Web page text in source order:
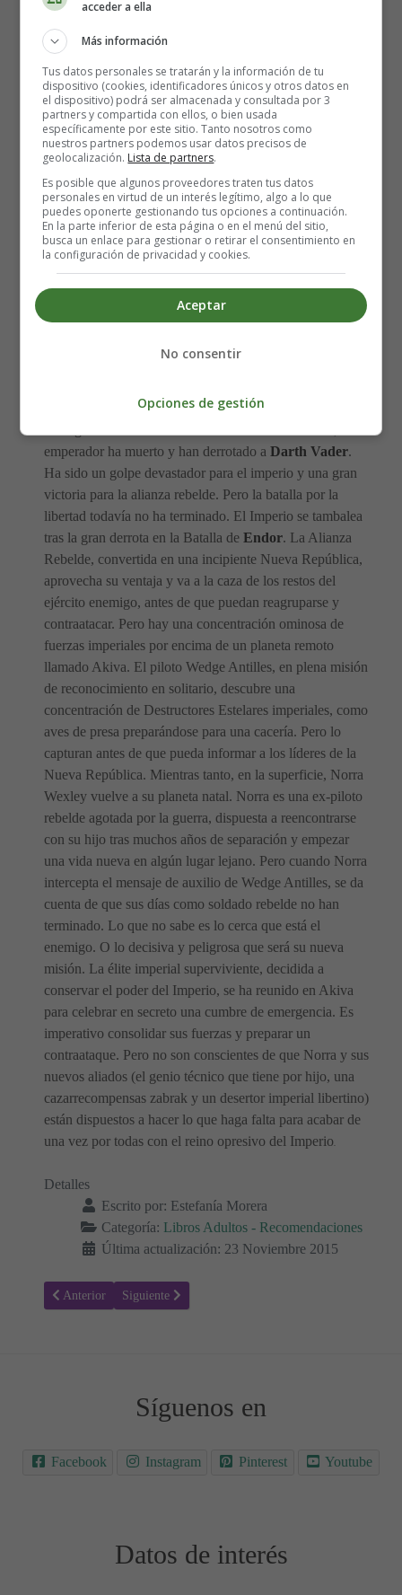
Título:Star Wars: Consecuencias
Autor:Chuck Wendig
Editorial Planeta de Agostini
Colección: -
464 páginas
Fecha de lanzamiento: 24 de noviembre de 2015
emperador ha muerto y han derrotado a Darth Vader.
Ha sido un golpe devastador para el imperio y una gran
victoria para la alianza rebelde. Pero la batalla por la
libertad todavía no ha terminado. El Imperio se tambalea
tras la gran derrota en la Batalla de Endor. La Alianza
Rebelde, convertida en una incipiente Nueva República,
aprovecha su ventaja y va a la caza de los restos del
ejército enemigo, antes de que puedan reagruparse y
contraatacar. Pero hay una concentración ominosa de
fuerzas imperiales por encima de un planeta remoto
llamado Akiva. El piloto Wedge Antilles, en plena misión
de reconocimiento en solitario, descubre una
concentración de Destructores Estelares imperiales, como
aves de presa preparándose para una cacería. Pero lo
capturan antes de que pueda informar a los líderes de la
Nueva República. Mientras tanto, en la superficie, Norra
Wexley vuelve a su planeta natal. Norra es una ex-piloto
rebelde agotada por la guerra, dispuesta a reencontrarse
con su hijo tras muchos años de separación y empezar
una vida nueva en algún lugar lejano. Pero cuando Norra
intercepta el mensaje de auxilio de Wedge Antilles, se da
cuenta de que sus días como soldado rebelde no han
terminado. Lo que no sabe es lo cerca que está el
enemigo. O lo decisiva y peligrosa que será su nueva
misión. La élite imperial superviviente, decidida a
conservar el poder del Imperio, se ha reunido en Akiva
para celebrar en secreto una cumbre de emergencia. Es
imperativo consolidar sus fuerzas y preparar un
contraataque. Pero no son conscientes de que Norra y sus
nuevos aliados (el genio técnico que tiene por hijo, una
cazarrecompensas zabrak y un desertor imperial libertino)
están dispuestos a hacer lo que haga falta para acabar de
una vez por todas con el reino opresivo del Imperio.
Detalles
Escrito por: Estefanía Morera
Categoría: Libros Adultos - Recomendaciones
Última actualización: 23 Noviembre 2015
Artículo anterior: Los Niños de EGB. El Juego
Anterior Artículo siguiente: Regreso a los 80
Siguiente
Síguenos en
Facebook Instagram Pinterest Youtube
Datos de interés
acceder a ella
Más información
Tus datos personales se tratarán y la información de tu
dispositivo (cookies, identificadores únicos y otros datos en
el dispositivo) podrá ser almacenada y consultada por 3
partners y compartida con ellos, o bien usada
específicamente por este sitio. Tanto nosotros como
nuestros partners podemos usar datos precisos de
geolocalización. Lista de partners.
Es posible que algunos proveedores traten tus datos
personales en virtud de un interés legítimo, algo a lo que
puedes oponerte gestionando tus opciones a continuación.
En la parte inferior de esta página o en el menú del sitio,
busca un enlace para gestionar o retirar el consentimiento en
la configuración de privacidad y cookies.
Aceptar
No consentir
Opciones de gestión